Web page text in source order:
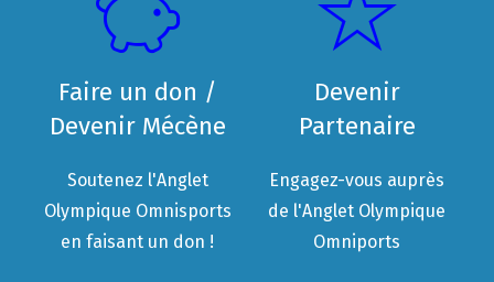
Faire un don /
Devenir Mécène
Soutenez l'Anglet
Olympique Omnisports
en faisant un don !
Devenir
Partenaire
Engagez-vous auprès
de l'Anglet Olympique
Omniports